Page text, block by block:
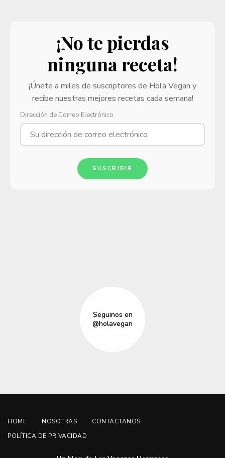
¡No te pierdas
ninguna receta!
¡Únete a miles de suscriptores de Hola Vegan y
recibe nuestras mejores recetas cada semana!
Dirección de Correo Electrónico
SUSCRIBIR
Seguinos en
@holavegan
HOME NOSOTRAS
CONTACTANOS
POLÍTICA DE PRIVACIDAD